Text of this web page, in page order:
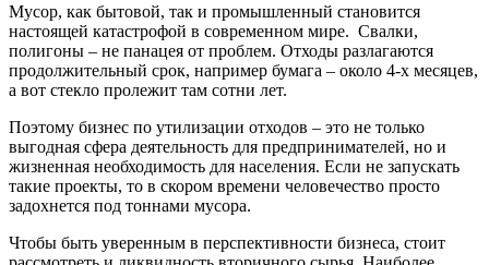
Мусор, как бытовой, так и промышленный становится
настоящей катастрофой в современном мире. Свалки,
полигоны – не панацея от проблем. Отходы разлагаются
продолжительный срок, например бумага – около 4-х месяцев,
а вот стекло пролежит там сотни лет.
Поэтому бизнес по утилизации отходов – это не только
выгодная сфера деятельность для предпринимателей, но и
жизненная необходимость для населения. Если не запускать
такие проекты, то в скором времени человечество просто
задохнется под тоннами мусора.
Чтобы быть уверенным в перспективности бизнеса, стоит